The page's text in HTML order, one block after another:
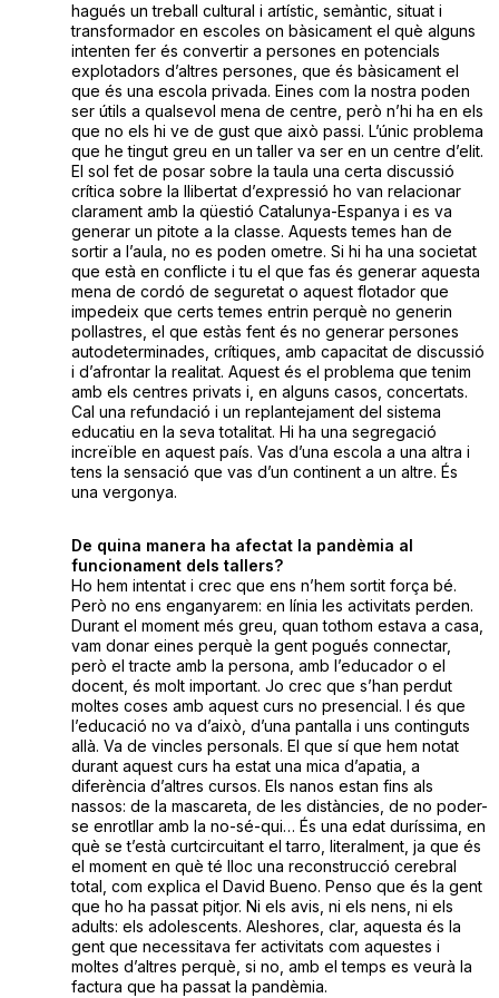
hagués un treball cultural i artístic, semàntic, situat i
transformador en escoles on bàsicament el què alguns
intenten fer és convertir a persones en potencials
explotadors d’altres persones, que és bàsicament el
que és una escola privada. Eines com la nostra poden
ser útils a qualsevol mena de centre, però n’hi ha en els
que no els hi ve de gust que això passi. L’únic problema
que he tingut greu en un taller va ser en un centre d’elit.
El sol fet de posar sobre la taula una certa discussió
crítica sobre la llibertat d’expressió ho van relacionar
clarament amb la qüestió Catalunya-Espanya i es va
generar un pitote a la classe. Aquests temes han de
sortir a l’aula, no es poden ometre. Si hi ha una societat
que està en conflicte i tu el que fas és generar aquesta
mena de cordó de seguretat o aquest flotador que
impedeix que certs temes entrin perquè no generin
pollastres, el que estàs fent és no generar persones
autodeterminades, crítiques, amb capacitat de discussió
i d’afrontar la realitat. Aquest és el problema que tenim
amb els centres privats i, en alguns casos, concertats.
Cal una refundació i un replantejament del sistema
educatiu en la seva totalitat. Hi ha una segregació
increïble en aquest país. Vas d’una escola a una altra i
tens la sensació que vas d’un continent a un altre. És
una vergonya.
De quina manera ha afectat la pandèmia al
funcionament dels tallers?
Ho hem intentat i crec que ens n’hem sortit força bé.
Però no ens enganyarem: en línia les activitats perden.
Durant el moment més greu, quan tothom estava a casa,
vam donar eines perquè la gent pogués connectar,
però el tracte amb la persona, amb l’educador o el
docent, és molt important. Jo crec que s’han perdut
moltes coses amb aquest curs no presencial. I és que
l’educació no va d’això, d’una pantalla i uns continguts
allà. Va de vincles personals. El que sí que hem notat
durant aquest curs ha estat una mica d’apatia, a
diferència d’altres cursos. Els nanos estan fins als
nassos: de la mascareta, de les distàncies, de no poder-
se enrotllar amb la no-sé-qui… És una edat duríssima, en
què se t’està curtcircuitant el tarro, literalment, ja que és
el moment en què té lloc una reconstrucció cerebral
total, com explica el David Bueno. Penso que és la gent
que ho ha passat pitjor. Ni els avis, ni els nens, ni els
adults: els adolescents. Aleshores, clar, aquesta és la
gent que necessitava fer activitats com aquestes i
moltes d’altres perquè, si no, amb el temps es veurà la
factura que ha passat la pandèmia.